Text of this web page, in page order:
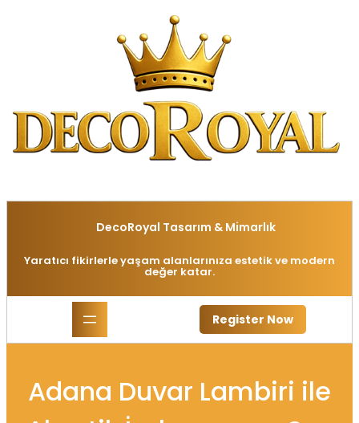
DecoRoyal Tasarım & Mimarlık
Yaratıcı fikirlerle yaşam alanlarınıza estetik ve modern
değer katar.
Register Now
Adana Duvar Lambiri ile